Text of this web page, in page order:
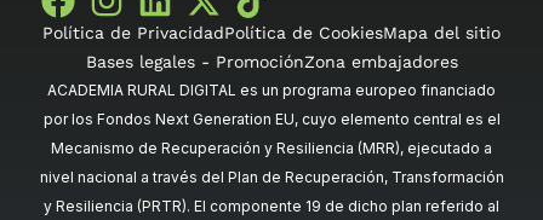
Política de PrivacidadPolítica de CookiesMapa del sitio
Bases legales - PromociónZona embajadores
ACADEMIA RURAL DIGITAL es un programa europeo financiado
por los Fondos Next Generation EU, cuyo elemento central es el
Mecanismo de Recuperación y Resiliencia (MRR), ejecutado a
nivel nacional a través del Plan de Recuperación, Transformación
y Resiliencia (PRTR). El componente 19 de dicho plan referido al